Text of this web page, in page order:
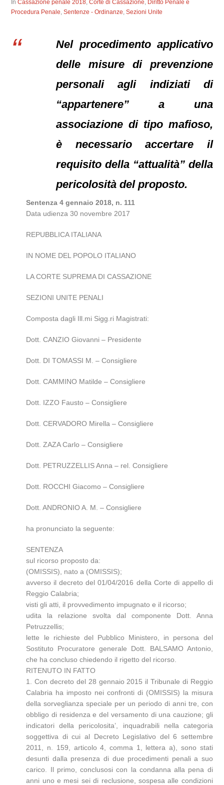
InCassazione penale 2018,Corte di Cassazione, Diritto Penale e
Procedura Penale,Sentenze - Ordinanze,Sezioni Unite
Nel procedimento applicativo
delle misure di prevenzione
personali agli indiziati di
“appartenere” a una
associazione di tipo mafioso,
è necessario accertare il
requisito della “attualità” della
pericolosità del proposto.
Sentenza 4 gennaio 2018, n. 111
Data udienza 30 novembre 2017
REPUBBLICA ITALIANA
IN NOME DEL POPOLO ITALIANO
LA CORTE SUPREMA DI CASSAZIONE
SEZIONI UNITE PENALI
Composta dagli Ill.mi Sigg.ri Magistrati:
Dott. CANZIO Giovanni – Presidente
Dott. DI TOMASSI M. – Consigliere
Dott. CAMMINO Matilde – Consigliere
Dott. IZZO Fausto – Consigliere
Dott. CERVADORO Mirella – Consigliere
Dott. ZAZA Carlo – Consigliere
Dott. PETRUZZELLIS Anna – rel. Consigliere
Dott. ROCCHI Giacomo – Consigliere
Dott. ANDRONIO A. M. – Consigliere
ha pronunciato la seguente:
SENTENZA
sul ricorso proposto da:
(OMISSIS), nato a (OMISSIS);
avverso il decreto del 01/04/2016 della Corte di appello di
Reggio Calabria;
visti gli atti, il provvedimento impugnato e il ricorso;
udita la relazione svolta dal componente Dott. Anna
Petruzzellis;
lette le richieste del Pubblico Ministero, in persona del
Sostituto Procuratore generale Dott. BALSAMO Antonio,
che ha concluso chiedendo il rigetto del ricorso.
RITENUTO IN FATTO
1. Con decreto del 28 gennaio 2015 il Tribunale di Reggio
Calabria ha imposto nei confronti di (OMISSIS) la misura
della sorveglianza speciale per un periodo di anni tre, con
obbligo di residenza e del versamento di una cauzione; gli
indicatori della pericolosita’, inquadrabili nella categoria
soggettiva di cui al Decreto Legislativo del 6 settembre
2011, n. 159, articolo 4, comma 1, lettera a), sono stati
desunti dalla presenza di due procedimenti penali a suo
carico. Il primo, conclusosi con la condanna alla pena di
anni uno e mesi sei di reclusione, sospesa alle condizioni